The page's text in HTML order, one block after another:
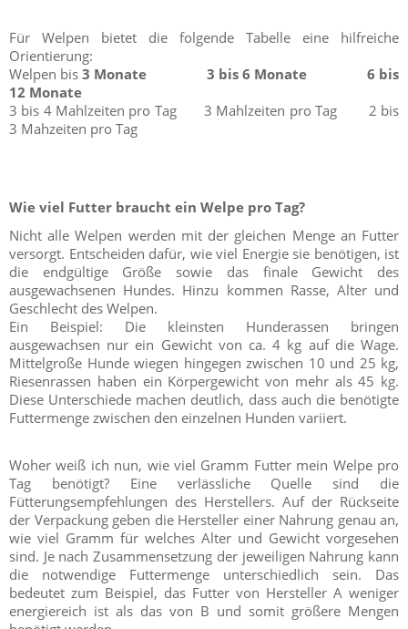
Für Welpen bietet die folgende Tabelle eine hilfreiche
Orientierung:
Welpen bis 3 Monate 3 bis 6 Monate 6 bis
12 Monate
3 bis 4 Mahlzeiten pro Tag 3 Mahlzeiten pro Tag 2 bis
3 Mahzeiten pro Tag
Wie viel Futter braucht ein Welpe pro Tag?
Nicht alle Welpen werden mit der gleichen Menge an Futter
versorgt. Entscheiden dafür, wie viel Energie sie benötigen, ist
die endgültige Größe sowie das finale Gewicht des
ausgewachsenen Hundes. Hinzu kommen Rasse, Alter und
Geschlecht des Welpen.
Ein Beispiel: Die kleinsten Hunderassen bringen
ausgewachsen nur ein Gewicht von ca. 4 kg auf die Wage.
Mittelgroße Hunde wiegen hingegen zwischen 10 und 25 kg,
Riesenrassen haben ein Körpergewicht von mehr als 45 kg.
Diese Unterschiede machen deutlich, dass auch die benötigte
Futtermenge zwischen den einzelnen Hunden variiert.
Woher weiß ich nun, wie viel Gramm Futter mein Welpe pro
Tag benötigt? Eine verlässliche Quelle sind die
Fütterungsempfehlungen des Herstellers. Auf der Rückseite
der Verpackung geben die Hersteller einer Nahrung genau an,
wie viel Gramm für welches Alter und Gewicht vorgesehen
sind. Je nach Zusammensetzung der jeweiligen Nahrung kann
die notwendige Futtermenge unterschiedlich sein. Das
bedeutet zum Beispiel, das Futter von Hersteller A weniger
energiereich ist als das von B und somit größere Mengen